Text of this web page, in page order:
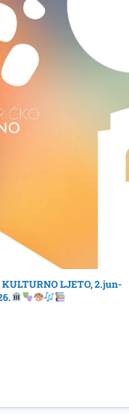
KULTURNO LJETO, 2.jun-